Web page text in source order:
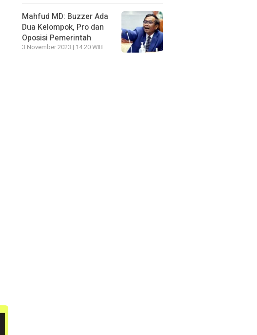
Mahfud MD: Buzzer Ada
Dua Kelompok, Pro dan
Oposisi Pemerintah
3 November 2023 | 14:20 WIB